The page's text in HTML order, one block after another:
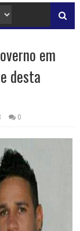
em
desta
0